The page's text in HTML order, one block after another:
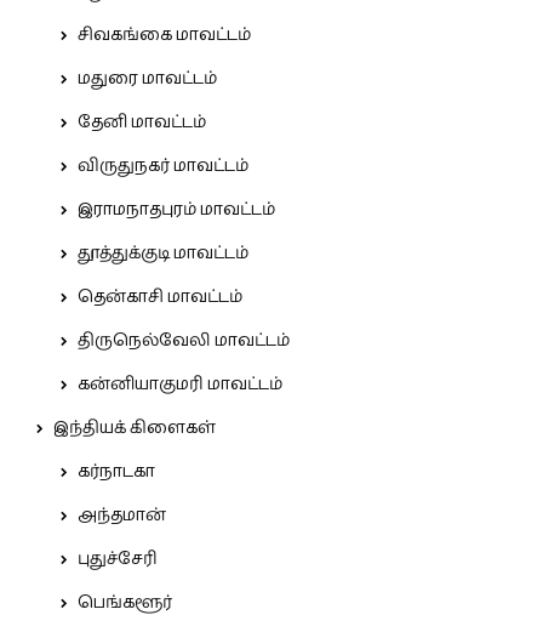
சிவகங்கை மாவட்டம்
மதுரை மாவட்டம்
தேனி மாவட்டம்
விருதுநகர் மாவட்டம்
இராமநாதபுரம் மாவட்டம்
தூத்துக்குடி மாவட்டம்
தென்காசி மாவட்டம்
திருநெல்வேலி மாவட்டம்
கன்னியாகுமரி மாவட்டம்
இந்தியக் கிளைகள்
கர்நாடகா
அந்தமான்
புதுச்சேரி
பெங்களூர்